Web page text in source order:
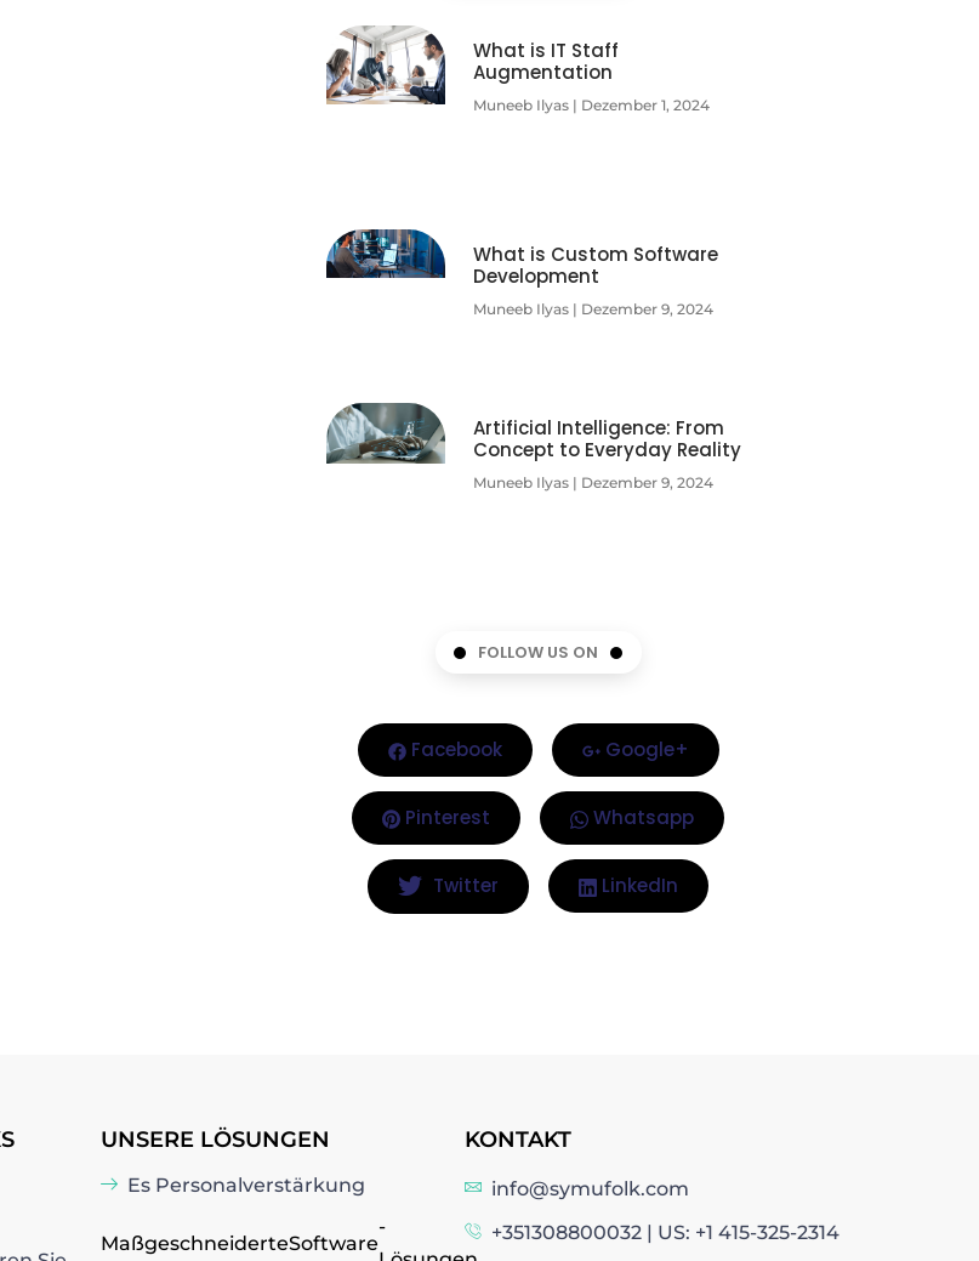
What is IT Staff
Augmentation
Muneeb Ilyas Dezember 1, 2024
What is Custom Software
Development
Muneeb Ilyas Dezember 9, 2024
Artificial Intelligence: From
Concept to Everyday Reality
Muneeb Ilyas Dezember 9, 2024
FOLLOW US ON
Facebook Google+
Pinterest Whatsapp
Twitter LinkedIn
UNSERE LÖSUNGEN
Es Personalverstärkung
MaßgeschneiderteSoftware
-
KONTAKT
info@symufolk.com
+351308800032 | US: +1 415-325-2314